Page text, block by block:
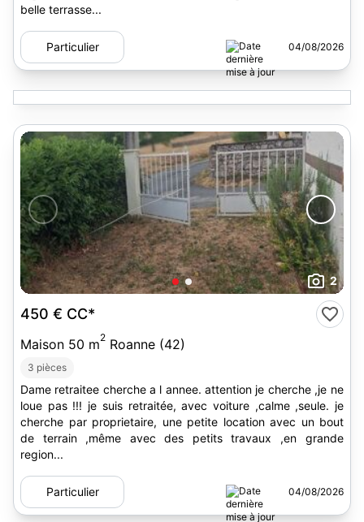
belle terrasse...
Particulier 04/08/2026
2
450 € CC*
Maison 50 m2 Roanne (42)
3 pièces
Dame retraitee cherche a l annee. attention je cherche ,je ne
loue pas !!! je suis retraitée, avec voiture ,calme ,seule. je
cherche par proprietaire, une petite location avec un bout
de terrain ,même avec des petits travaux ,en grande
region...
Particulier 04/08/2026